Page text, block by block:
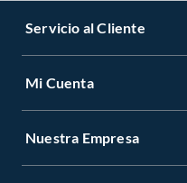
Servicio al Cliente
Mi Cuenta
Nuestra Empresa